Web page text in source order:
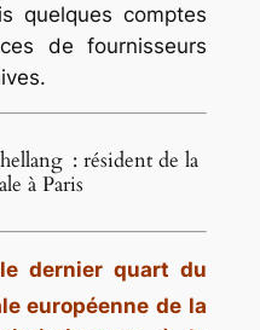
quelques comptes
de fournisseurs
: résident de la
à Paris
dernier quart du
européenne de la